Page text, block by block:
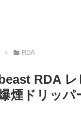
RDA
RDA
煙ドリッパ